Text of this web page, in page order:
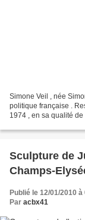
Simone Veil , née
politique française .
1974 , en sa qualité
Sculpture de
Champs-
Publié le 12/01/2010 à
Par acbx41